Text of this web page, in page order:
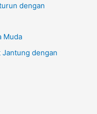
dengan
Muda
dengan